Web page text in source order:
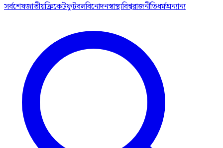
সর্বশেষজাতীয়ক্রিকেটফুটবলবিনোদনস্বাস্থ্যবিশ্বরাজনীতিধর্মঅন্যান্য